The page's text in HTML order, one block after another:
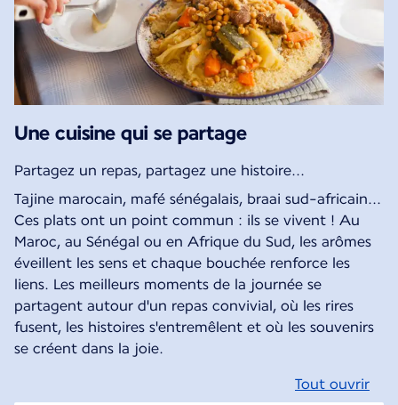
Une cuisine qui se partage
Partagez un repas, partagez une histoire...
Tajine marocain, mafé sénégalais, braai sud-africain...
Ces plats ont un point commun : ils se vivent ! Au
Maroc, au Sénégal ou en Afrique du Sud, les arômes
éveillent les sens et chaque bouchée renforce les
liens. Les meilleurs moments de la journée se
partagent autour d'un repas convivial, où les rires
fusent, les histoires s'entremêlent et où les souvenirs
se créent dans la joie.
Tout ouvrir